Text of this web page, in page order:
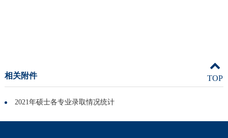
相关附件
2021年硕士各专业录取情况统计
TOP